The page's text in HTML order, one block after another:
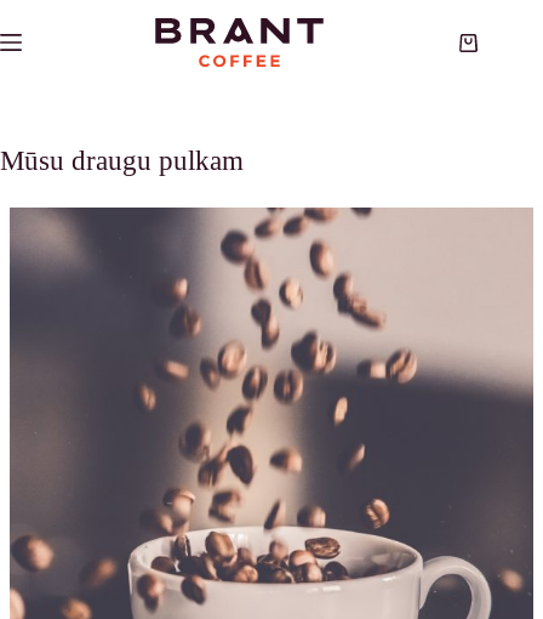
to
content
Shopping
Mūsu draugu pulkam